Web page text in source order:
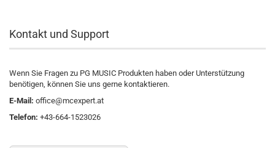
Kontakt und Support
Wenn Sie Fragen zu PG MUSIC Produkten haben oder Unterstützung
benötigen, können Sie uns gerne kontaktieren.
E-Mail: office@mcexpert.at
Telefon: +43-664-1523026